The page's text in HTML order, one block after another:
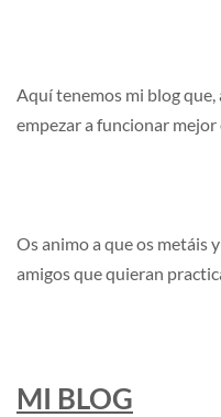
Aquí tenemos mi blog
empezar a funcionar mejor
Os animo a que os metáis
amigos que quieran
MI BLOG